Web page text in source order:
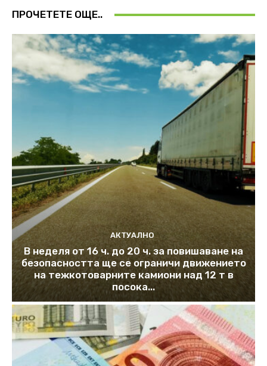
ПРОЧЕТЕТЕ ОЩЕ..
АКТУАЛНО
В неделя от 16 ч. до 20 ч. за повишаване на
безопасността ще се ограничи движението
на тежкотоварните камиони над 12 т в
посока...